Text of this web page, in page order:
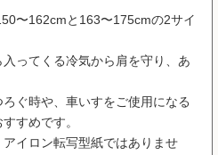
〜162cmと163〜175cmの2サイ
ってくる冷気から肩を守り、あ
ろぐ時や、車いすをご使用になる
すめです。
イロン転写型紙ではありませ